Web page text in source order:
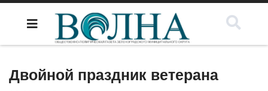
Двойной праздник ветерана